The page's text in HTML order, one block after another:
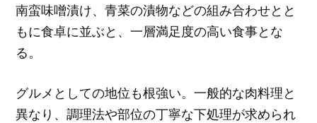
南蛮味噌漬け、青菜の漬物などの組み合わせとと
もに食卓に並ぶと、一層満足度の高い食事とな
る。
グルメとしての地位も根強い。一般的な肉料理と
異なり、調理法や部位の丁寧な下処理が求められ